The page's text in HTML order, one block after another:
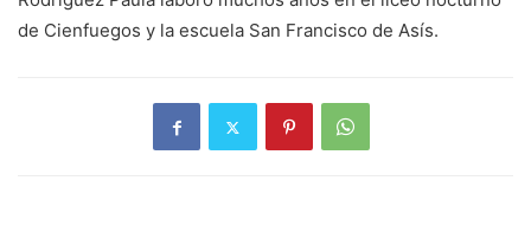
de Cienfuegos y la escuela San Francisco de Asís.